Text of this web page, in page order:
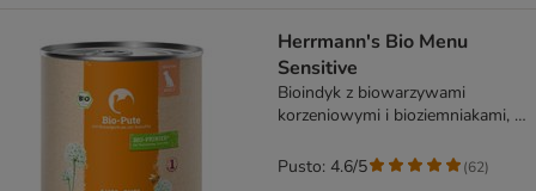
Herrmann's Bio Menu
Sensitive
Bioindyk z biowarzywami
korzeniowymi i bioziemniakami, 6
Pusto: 4.6/5 (62)